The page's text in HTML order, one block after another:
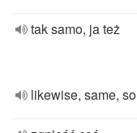
tak samo, ja też
likewise, same,